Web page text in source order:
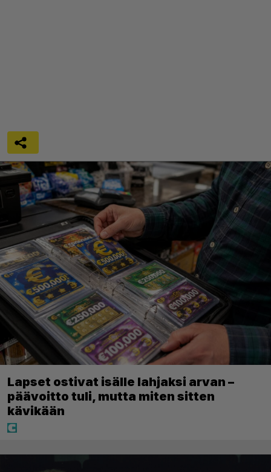
Lapset ostivat isälle lahjaksi arvan –
päävoitto tuli, mutta miten sitten
kävikään